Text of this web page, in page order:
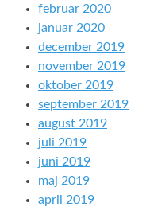
februar 2020
januar 2020
december 2019
november 2019
oktober 2019
september 2019
august 2019
juli 2019
juni 2019
maj 2019
april 2019